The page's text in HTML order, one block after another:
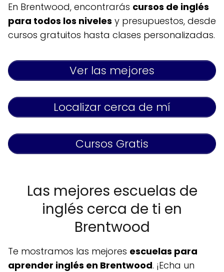
En Brentwood, encontrarás cursos de inglés
para todos los niveles y presupuestos, desde
cursos gratuitos hasta clases personalizadas.
Ver las mejores
Localizar cerca de mí
Cursos Gratis
Las mejores escuelas de
inglés cerca de ti en
Brentwood
Te mostramos las mejores escuelas para
aprender inglés en Brentwood. ¡Echa un